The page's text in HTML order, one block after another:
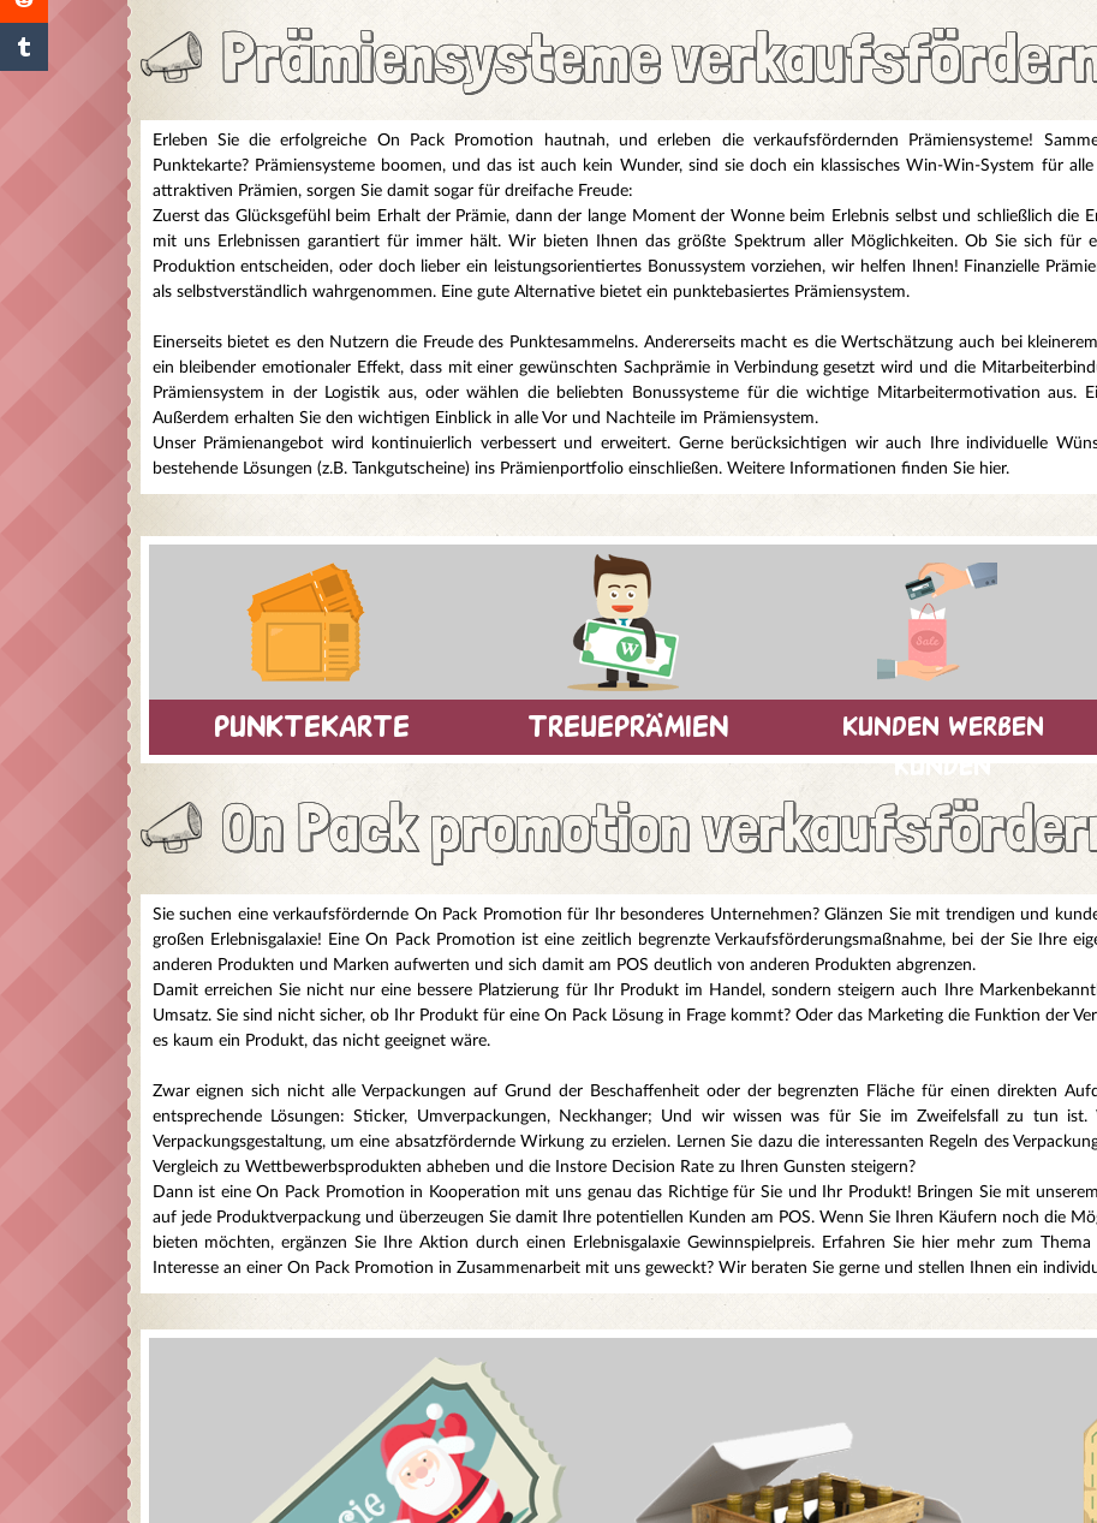
Prämiensysteme
Erleben Sie die erfolgreiche On Pack Promotion hautnah, und erleben die verkaufsfördernden Prämiensysteme!
Punktekarte? Prämiensysteme boomen, und das ist auch kein Wunder, sind sie doch ein klassisches Win-Win-System für
attraktiven Prämien, sorgen Sie damit sogar für dreifache Freude:
Zuerst das Glücksgefühl beim Erhalt der Prämie, dann der lange Moment der Wonne beim Erlebnis selbst und schließlich die
mit uns Erlebnissen garantiert für immer hält. Wir bieten Ihnen das größte Spektrum aller Möglichkeiten. Ob Sie sich für
Produktion entscheiden, oder doch lieber ein leistungsorientiertes Bonussystem vorziehen, wir helfen Ihnen! Finanzielle
als selbstverständlich wahrgenommen. Eine gute Alternative bietet ein punktebasiertes Prämiensystem.
Einerseits bietet es den Nutzern die Freude des Punktesammelns. Andererseits macht es die Wertschätzung auch bei
ein bleibender emotionaler Effekt, dass mit einer gewünschten Sachprämie in Verbindung gesetzt wird und die
Prämiensystem in der Logistik aus, oder wählen die beliebten Bonussysteme für die wichtige Mitarbeitermotivation aus.
Außerdem erhalten Sie den wichtigen Einblick in alle Vor und Nachteile im Prämiensystem.
Unser Prämienangebot wird kontinuierlich verbessert und erweitert. Gerne berücksichtigen wir auch Ihre individuelle
bestehende Lösungen (z.B. Tankgutscheine) ins Prämienportfolio einschließen. Weitere Informationen finden Sie hier.
punktekarte treueprämien
kunden werben
kunden
On Pack promotion
Sie suchen eine verkaufsfördernde On Pack Promotion für Ihr besonderes Unternehmen? Glänzen Sie mit trendigen und
großen Erlebnisgalaxie! Eine On Pack Promotion ist eine zeitlich begrenzte Verkaufsförderungsmaßnahme, bei der Sie Ihre
anderen Produkten und Marken aufwerten und sich damit am POS deutlich von anderen Produkten abgrenzen.
Damit erreichen Sie nicht nur eine bessere Platzierung für Ihr Produkt im Handel, sondern steigern auch Ihre
Umsatz. Sie sind nicht sicher, ob Ihr Produkt für eine On Pack Lösung in Frage kommt? Oder das Marketing die Funktion der
es kaum ein Produkt, das nicht geeignet wäre.
Zwar eignen sich nicht alle Verpackungen auf Grund der Beschaffenheit oder der begrenzten Fläche für einen direkten
entsprechende Lösungen: Sticker, Umverpackungen, Neckhanger; Und wir wissen was für Sie im Zweifelsfall zu tun
Verpackungsgestaltung, um eine absatzfördernde Wirkung zu erzielen. Lernen Sie dazu die interessanten Regeln des
Vergleich zu Wettbewerbsprodukten abheben und die Instore Decision Rate zu Ihren Gunsten steigern?
Dann ist eine On Pack Promotion in Kooperation mit uns genau das Richtige für Sie und Ihr Produkt! Bringen Sie mit
auf jede Produktverpackung und überzeugen Sie damit Ihre potentiellen Kunden am POS. Wenn Sie Ihren Käufern noch die
bieten möchten, ergänzen Sie Ihre Aktion durch einen Erlebnisgalaxie Gewinnspielpreis. Erfahren Sie hier mehr zum
Interesse an einer On Pack Promotion in Zusammenarbeit mit uns geweckt? Wir beraten Sie gerne und stellen Ihnen ein